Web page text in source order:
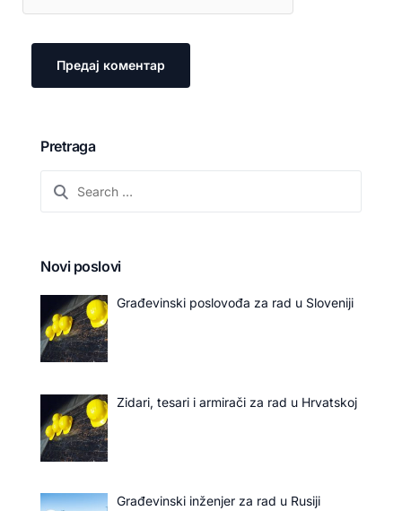
Pretraga
Novi poslovi
Građevinski poslovođa za rad u Sloveniji
Zidari, tesari i armirači za rad u Hrvatskoj
Građevinski inženjer za rad u Rusiji